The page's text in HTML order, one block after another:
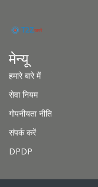
मेन्यू
हमारे बारे में
सेवा नियम
गोपनीयता नीति
संपर्क करें
DPDP